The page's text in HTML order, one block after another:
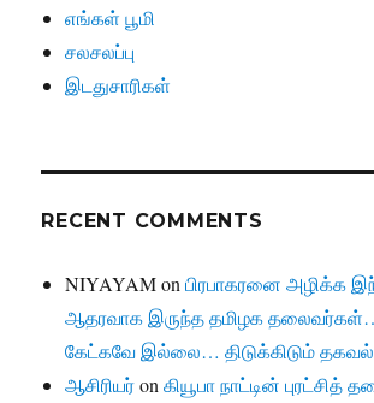
எங்கள் பூமி
சலசலப்பு
இடதுசாரிகள்
RECENT COMMENTS
NIYAYAMonபிரபாகரனை அழிக்க
ஆதரவாக இருந்த தமிழக
கேட்கவே இல்லை… திடுக்கிடும் தகவல்
ஆசிரியர்onகியூபா நாட்டின் புரட்சித்